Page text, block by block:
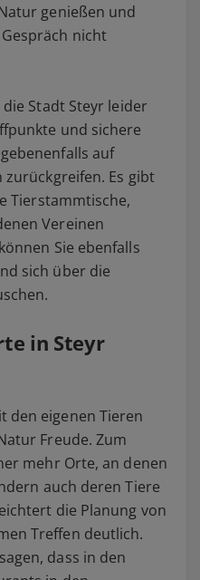
genießen und
nicht
Stadt Steyr leider
und sichere
auf
Es gibt
Tierstammtische,
Vereinen
Sie ebenfalls
sich über die
in Steyr
den eigenen Tieren
Freude. Zum
mehr Orte, an denen
auch deren Tiere
die Planung von
Treffen deutlich.
dass in den